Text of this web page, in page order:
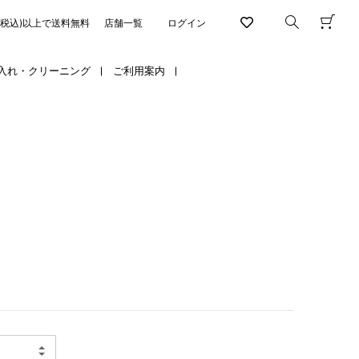
ログイン
込)以上で送料無料 店舗一覧
れ・クリーニング ご利用案内